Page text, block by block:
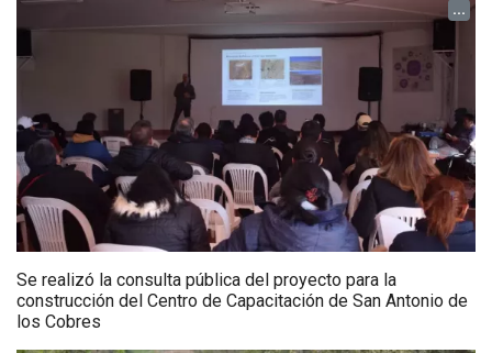
...
Se realizó la consulta pública del proyecto para la
construcción del Centro de Capacitación de San Antonio de
los Cobres